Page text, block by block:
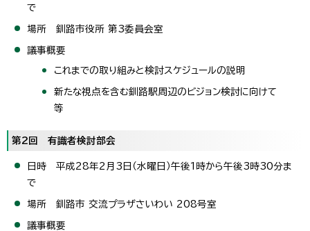
で
場所 釧路市役所 第3委員会室
議事概要
これまでの取り組みと検討スケジュールの説明
新たな視点を含む釧路駅周辺のビジョン検討に向けて
等
第2回 有識者検討部会
日時 平成28年2月3日（水曜日）午後1時から午後3時30分ま
で
場所 釧路市 交流プラザさいわい 208号室
議事概要